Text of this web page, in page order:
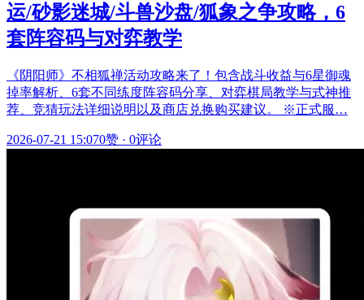
运/砂影迷城/斗兽沙盘/狐象之争攻略，6
套阵容码与对弈教学
《阴阳师》不相狐禅活动攻略来了！包含战斗收益与6星御魂
掉率解析、6套不同练度阵容码分享、对弈棋局教学与式神推
荐、竞猜玩法详细说明以及商店兑换购买建议。 ※正式服…
2026-07-21 15:070赞 · 0评论